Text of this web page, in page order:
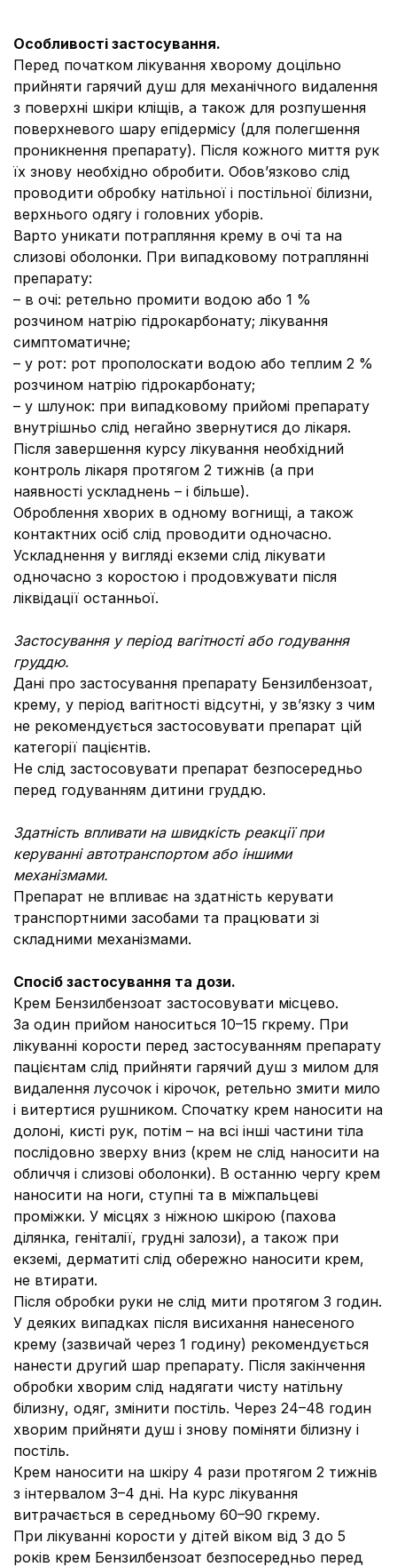
Особливості застосування.
Перед початком лікування хворому доцільно
прийняти гарячий душ для механічного видалення
з поверхні шкіри кліщів, а також для розпушення
поверхневого шару епідермісу (для полегшення
проникнення препарату). Після кожного миття рук
їх знову необхідно обробити. Обов’язково слід
проводити обробку натільної і постільної білизни,
верхнього одягу і головних уборів.
Варто уникати потрапляння крему в очі та на
слизові оболонки. При випадковому потраплянні
препарату:
– в очі: ретельно промити водою або 1 %
розчином натрію гідрокарбонату; лікування
симптоматичне;
– у рот: рот прополоскати водою або теплим 2 %
розчином натрію гідрокарбонату;
– у шлунок: при випадковому прийомі препарату
внутрішньо слід негайно звернутися до лікаря.
Після завершення курсу лікування необхідний
контроль лікаря протягом 2 тижнів (а при
наявності ускладнень – і більше).
Оброблення хворих в одному вогнищі, а також
контактних осіб слід проводити одночасно.
Ускладнення у вигляді екземи слід лікувати
одночасно з коростою і продовжувати після
ліквідації останньої.
Застосування у період вагітності або годування
груддю.
Дані про застосування препарату Бензилбензоат,
крему, у період вагітності відсутні, у зв’язку з чим
не рекомендується застосовувати препарат цій
категорії пацієнтів.
Не слід застосовувати препарат безпосередньо
перед годуванням дитини груддю.
Здатність впливати на швидкість реакції при
керуванні автотранспортом або іншими
механізмами.
Препарат не впливає на здатність керувати
транспортними засобами та працювати зі
складними механізмами.
Спосіб застосування та дози.
Крем Бензилбензоат застосовувати місцево.
За один прийом наноситься 10–15 гкрему. При
лікуванні корости перед застосуванням препарату
пацієнтам слід прийняти гарячий душ з милом для
видалення лусочок і кірочок, ретельно змити мило
і витертися рушником. Спочатку крем наносити на
долоні, кисті рук, потім – на всі інші частини тіла
послідовно зверху вниз (крем не слід наносити на
обличчя і слизові оболонки). В останню чергу крем
наносити на ноги, ступні та в міжпальцеві
проміжки. У місцях з ніжною шкірою (пахова
ділянка, геніталії, грудні залози), а також при
екземі, дерматиті слід обережно наносити крем,
не втирати.
Після обробки руки не слід мити протягом 3 годин.
У деяких випадках після висихання нанесеного
крему (зазвичай через 1 годину) рекомендується
нанести другий шар препарату. Після закінчення
обробки хворим слід надягати чисту натільну
білизну, одяг, змінити постіль. Через 24–48 годин
хворим прийняти душ і знову поміняти білизну і
постіль.
Крем наносити на шкіру 4 рази протягом 2 тижнів
з інтервалом 3–4 дні. На курс лікування
витрачається в середньому 60–90 гкрему.
При лікуванні корости у дітей віком від 3 до 5
років крем Бензилбензоат безпосередньо перед